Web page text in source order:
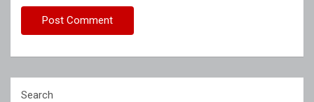
Search